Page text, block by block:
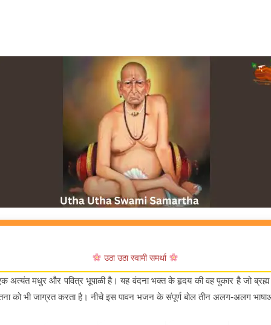
उठा उठा स्वामी समर्था
अत्यंत मधुर और पवित्र भूपाळी है। यह वंदना भक्त के हृदय की वह पुकार है जो
को भी जाग्रत करता है। नीचे इस पावन भजन के संपूर्ण बोल तीन अलग-अलग